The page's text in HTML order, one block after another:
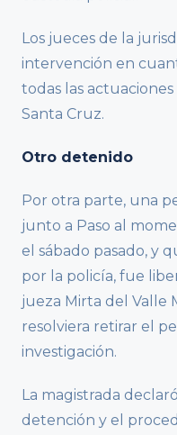
Los jueces de la
intervención en
todas las
Santa Cruz.
Otro detenido
Por otra parte, una
junto a Paso al
el sábado pasado, y
por la policía, fue
jueza Mirta del Valle
resolviera retirar el
investigación.
La magistrada
detención y el